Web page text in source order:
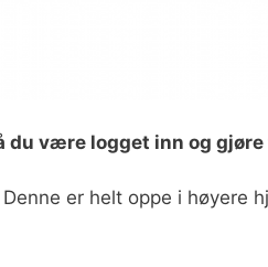
du være logget inn og
Denne er helt oppe i høyere